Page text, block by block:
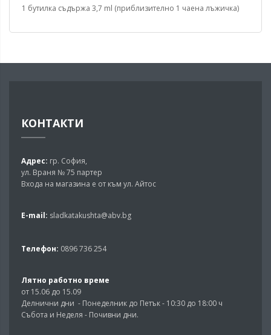
1 бутилка съдържа 3,7 ml (приблизително 1 чаена лъжичка)
КОНТАКТИ
Адрес: гр. София,
ул. Враня № 75 партер
Входа на магазина е от към ул. Айтос
E-mail: sladkatakushta@abv.bg
Телефон: 0896 736 254
Лятно работно време
от 15.06 до 15.09
Делнични дни - Понеделник до Петък - 10:30 до 18:00 ч
Събота и Неделя - Почивни дни.